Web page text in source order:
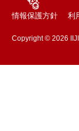
情報保護方針 利
Copyright © 2026